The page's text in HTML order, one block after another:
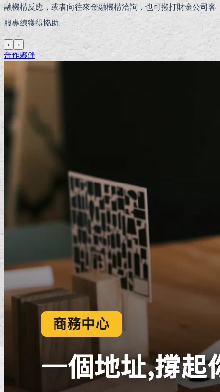
融機構反應，或者向往來金融機構洽詢，也可撥打財金公司客
服專線獲得協助。
‹ ›
合作夥伴